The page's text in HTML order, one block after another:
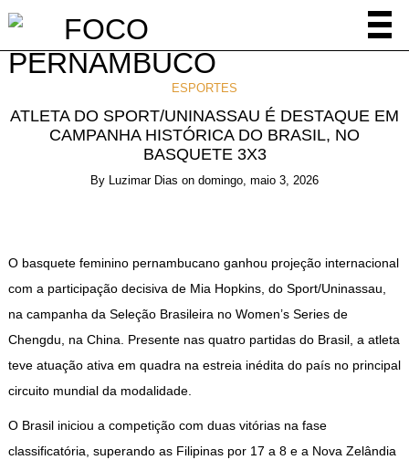
ESPORTES
ATLETA DO SPORT/UNINASSAU É DESTAQUE EM
CAMPANHA HISTÓRICA DO BRASIL, NO
BASQUETE 3X3
By Luzimar Dias on domingo, maio 3, 2026
O basquete feminino pernambucano ganhou projeção internacional
com a participação decisiva de Mia Hopkins, do Sport/Uninassau,
na campanha da Seleção Brasileira no Women’s Series de
Chengdu, na China. Presente nas quatro partidas do Brasil, a atleta
teve atuação ativa em quadra na estreia inédita do país no principal
circuito mundial da modalidade.
O Brasil iniciou a competição com duas vitórias na fase
classificatória, superando as Filipinas por 17 a 8 e a Nova Zelândia